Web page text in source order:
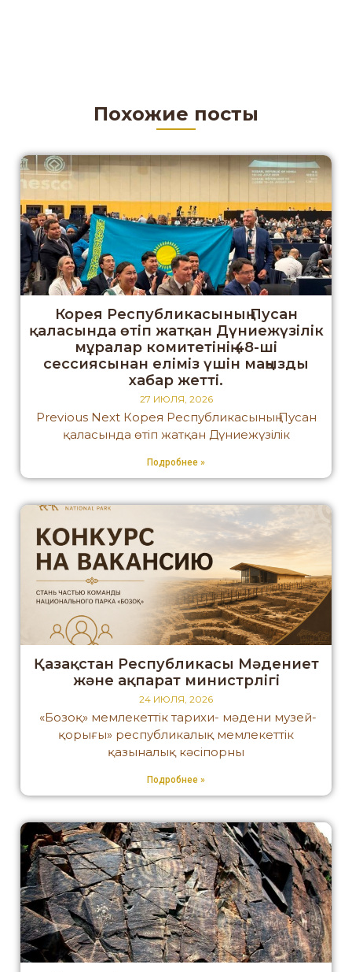
Похожие посты
Корея Республикасының Пусан
қаласында өтіп жатқан Дүниежүзілік
мұралар комитетінің 48-ші
сессиясынан еліміз үшін маңызды
хабар жетті.
27 ИЮЛЯ, 2026
Previous Next Корея Республикасының Пусан
қаласында өтіп жатқан Дүниежүзілік
Подробнее »
Қазақстан Республикасы Мәдениет
және ақпарат министрлігі
24 ИЮЛЯ, 2026
«Бозоқ» мемлекеттік тарихи- мәдени музей-
қорығы» республикалық мемлекеттік
қазыналық кәсіпорны
Подробнее »